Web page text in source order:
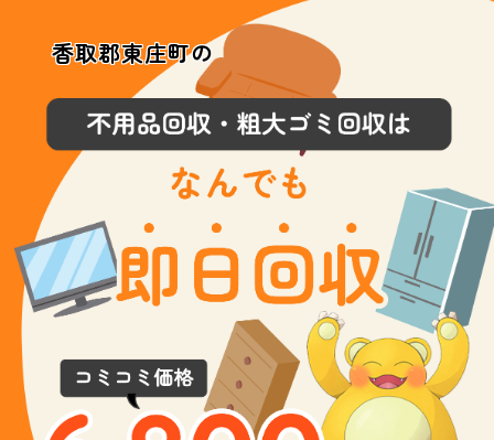
香取郡東庄町の